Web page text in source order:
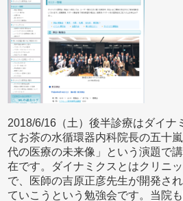
2018/6/16（土）後半診療はダイナ
てお茶の水循環器内科院長の五十
代の医療の未来像」という演題で
在です。ダイナミクスとはクリニ
で、医師の吉原正彦先生が開発さ
ていこうという勉強会です。当院